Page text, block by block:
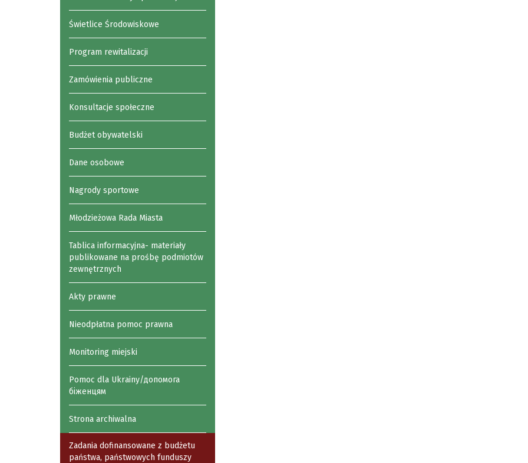
Świetlice Środowiskowe
Program rewitalizacji
Zamówienia publiczne
Konsultacje społeczne
Budżet obywatelski
Dane osobowe
Nagrody sportowe
Młodzieżowa Rada Miasta
Tablica informacyjna- materiały
publikowane na prośbę podmiotów
zewnętrznych
Akty prawne
Nieodpłatna pomoc prawna
Monitoring miejski
Pomoc dla Ukrainy/допомога
біженцям
Strona archiwalna
Zadania dofinansowane z budżetu
państwa, państwowych funduszy